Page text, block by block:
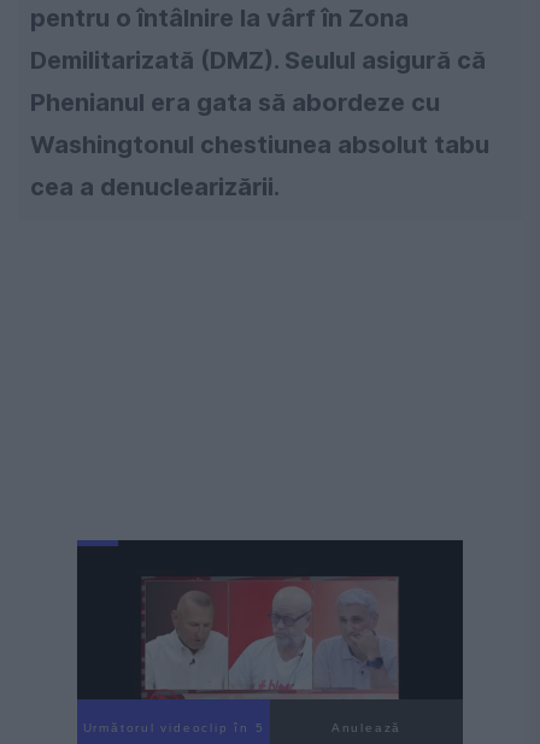
pentru o întâlnire la vârf în Zona
Demilitarizată (DMZ). Seulul asigură că
Phenianul era gata să abordeze cu
Washingtonul chestiunea absolut tabu
cea a denuclearizării.
Următorul videoclip în 4 Anulează